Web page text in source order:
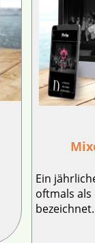
Ein
oftmals als
bezeichnet.